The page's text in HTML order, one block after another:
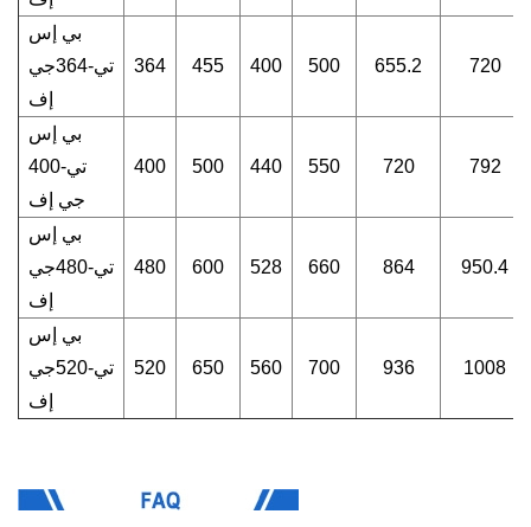
بي إس
تي-364جي
إف
364 455 400 500 655.2 720
بي إس
تي-400
جي إف
400 500 440 550 720 792
بي إس
تي-480جي
إف
480 600 528 660 864 950.4
بي إس
تي-520جي
إف
520 650 560 700 936 1008